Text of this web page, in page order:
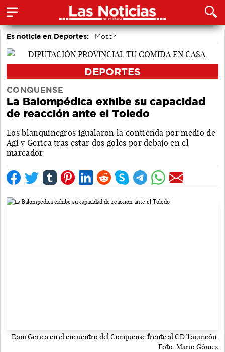
Es noticia en Deportes: Motor
DEPORTES
CONQUENSE
La Balompédica exhibe su capacidad
de reacción ante el Toledo
Los blanquinegros igualaron la contienda por medio de
Agi y Gerica tras estar dos goles por debajo en el
marcador
Dani Gerica en el encuentro del Conquense frente al CD Tarancón.
Foto: Mario Gómez